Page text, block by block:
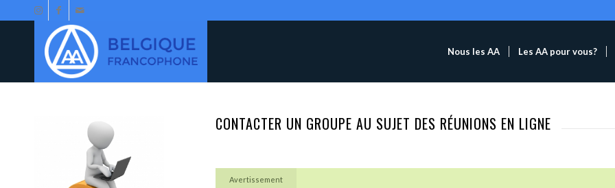
Nous les AA Les AA pour vous?
CONTACTER UN GROUPE AU SUJET DES RÉUNIONS EN LIGNE
Avertissement